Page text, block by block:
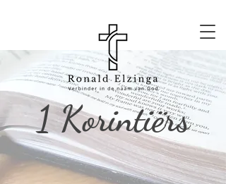
1 Korintiërs